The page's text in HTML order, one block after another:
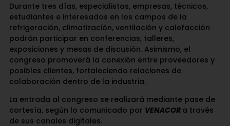
Durante tres días, especialistas, empresas, técnicos,
estudiantes e interesados en los campos de la
refrigeración, climatización, ventilación y calefacción
podrán participar en conferencias, talleres,
exposiciones y mesas de discusión. Asimismo, el
congreso promoverá la conexión entre proveedores y
posibles clientes, fortaleciendo relaciones de
colaboración dentro de la industria.
La entrada al congreso se realizará mediante pase de
cortesía, según lo comunicado por VENACOR a través
de sus canales digitales.